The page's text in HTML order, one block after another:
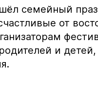
семейный
от
и